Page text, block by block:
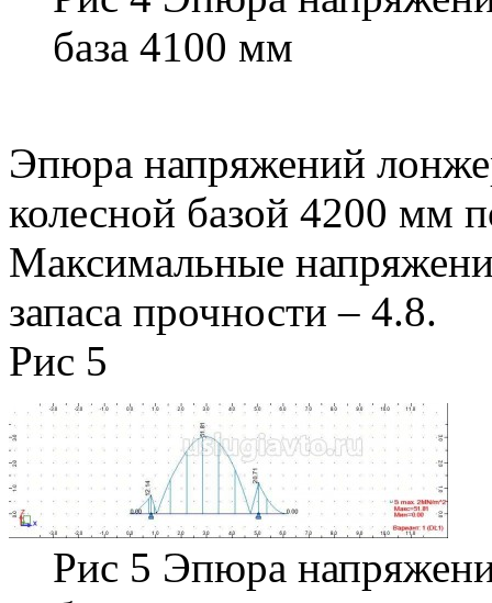
база 4100 мм
Эпюра напряжений
колесной базой 4200 мм
Максимальные
запаса прочности – 4.8.
Рис 5
Рис 5 Эпюра